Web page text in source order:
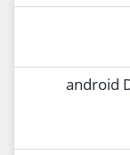
[Deprecated ]